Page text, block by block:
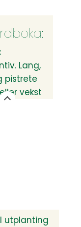
Lang,
pistrete
vekst
utplanting